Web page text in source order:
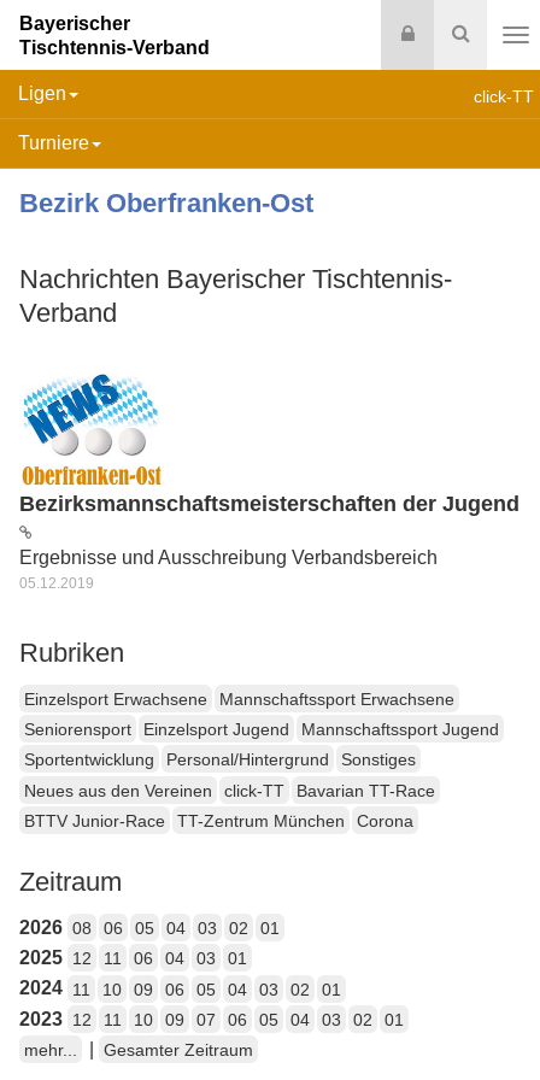
Suche
Login
Bayerischer
Tischtennis-Verband
click-TT
Ligen
Turniere
Bezirk Oberfranken-Ost
Nachrichten Bayerischer Tischtennis-
Verband
Bezirksmannschaftsmeisterschaften der Jugend
Ergebnisse und Ausschreibung Verbandsbereich
05.12.2019
Rubriken
Einzelsport Erwachsene
Mannschaftssport Erwachsene
Seniorensport
Einzelsport Jugend
Mannschaftssport Jugend
Sportentwicklung
Personal/Hintergrund
Sonstiges
Neues aus den Vereinen
click-TT
Bavarian TT-Race
BTTV Junior-Race
TT-Zentrum München Corona
Zeitraum
2026 08 06 05 04 03 02 01
2025 12 11 06 04 03 01
2024 11 10 09 06 05 04 03 02 01
2023 12 11 10 09 07 06 05 04 03 02
01
mehr...
Gesamter Zeitraum